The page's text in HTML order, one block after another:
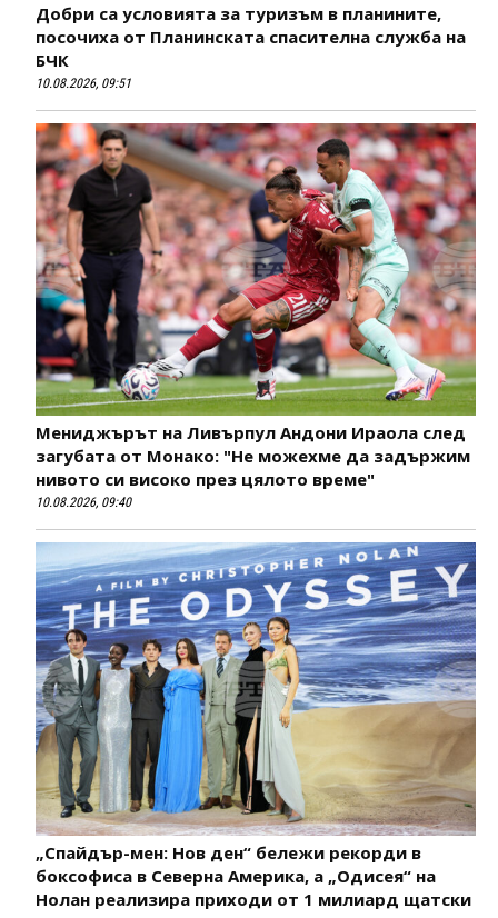
Добри са условията за туризъм в планините,
посочиха от Планинската спасителна служба на
БЧК
10.08.2026, 09:51
Мениджърът на Ливърпул Андони Ираола след
загубата от Монако: "Не можехме да задържим
нивото си високо през цялото време"
10.08.2026, 09:40
„Спайдър-мен: Нов ден“ бележи рекорди в
боксофиса в Северна Америка, а „Одисея“ на
Нолан реализира приходи от 1 милиард щатски